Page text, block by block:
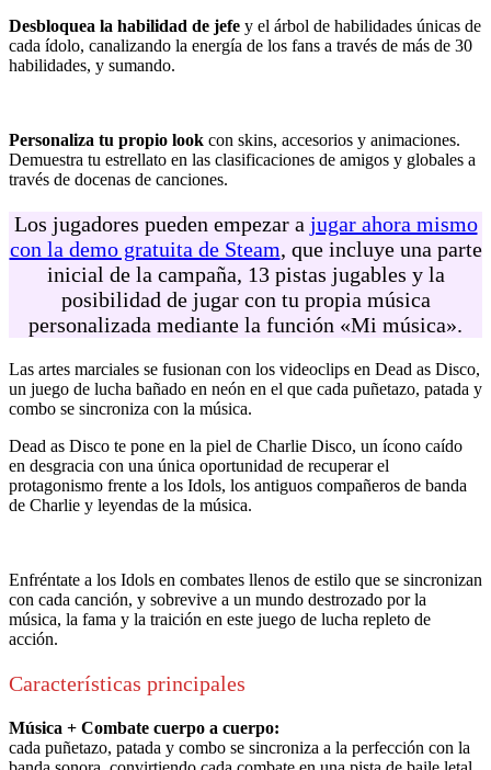
Desbloquea la habilidad de jefe y el árbol de habilidades únicas de
cada ídolo, canalizando la energía de los fans a través de más de 30
habilidades, y sumando.
Personaliza tu propio look con skins, accesorios y animaciones.
Demuestra tu estrellato en las clasificaciones de amigos y globales a
través de docenas de canciones.
Los jugadores pueden empezar a jugar ahora mismo
con la demo gratuita de Steam, que incluye una parte
inicial de la campaña, 13 pistas jugables y la
posibilidad de jugar con tu propia música
personalizada mediante la función «Mi música».
Las artes marciales se fusionan con los videoclips en Dead as Disco,
un juego de lucha bañado en neón en el que cada puñetazo, patada y
combo se sincroniza con la música.
Dead as Disco te pone en la piel de Charlie Disco, un ícono caído
en desgracia con una única oportunidad de recuperar el
protagonismo frente a los Idols, los antiguos compañeros de banda
de Charlie y leyendas de la música.
Enfréntate a los Idols en combates llenos de estilo que se sincronizan
con cada canción, y sobrevive a un mundo destrozado por la
música, la fama y la traición en este juego de lucha repleto de
acción.
Características principales
Música + Combate cuerpo a cuerpo:
cada puñetazo, patada y combo se sincroniza a la perfección con la